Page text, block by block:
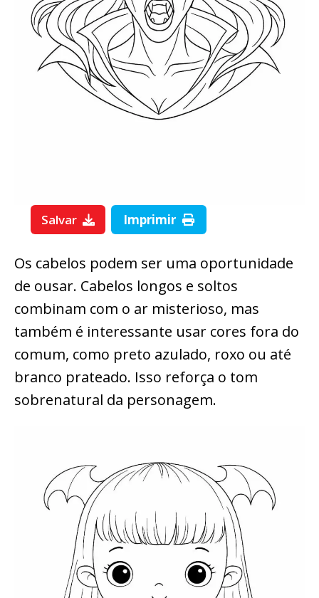
Salvar Imprimir
Os cabelos podem ser uma oportunidade
de ousar. Cabelos longos e soltos
combinam com o ar misterioso, mas
também é interessante usar cores fora do
comum, como preto azulado, roxo ou até
branco prateado. Isso reforça o tom
sobrenatural da personagem.